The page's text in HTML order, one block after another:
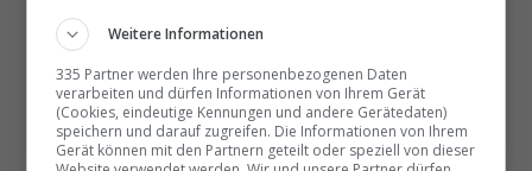
weniger. Bei Travel­news haben Sie die Wahl.
NEWSLETTER ENTDECKEN
Weitere Informationen
335 Partner werden Ihre personenbezogenen Daten
verarbeiten und dürfen Informationen von Ihrem Gerät
(Cookies, eindeutige Kennungen und andere Gerätedaten)
speichern und darauf zugreifen. Die Informationen von Ihrem
Gerät können mit den Partnern geteilt oder speziell von dieser